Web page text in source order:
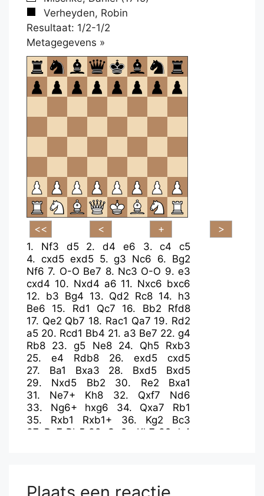
Verheyden, Robin
Resultaat: 1/2-1/2
Metagegevens »
om
te
openen.
1. Nf3 d5 2. d4 e6 3.c4
c5
4. cxd5 exd5 5.g3 Nc6 6. Bg2
Nf6 7. O-O Be7 8. Nc3 O-O 9. e3
cxd4 10. Nxd4 a6 11. Nxc6 bxc6
12. b3 Bg4 13. Qd2 Rc8 14. h3
Be6
15. Rd1 Qc7 16. Bb2
Rfd8
17. Qe2 Qb7 18. Rac1 Qa7 19. Rd2
a5 20. Rcd1 Bb4 21. a3 Be7 22. g4
Rb8 23.g5 Ne8 24. Qh5
Rxb3
25. e4 Rdb8 26. exd5
cxd5
27. Ba1 Bxa3 28. Bxd5
Bxd5
29. Nxd5 Bb2 30. Re2
Bxa1
31. Ne7+ Kh8 32. Qxf7
Nd6
33. Ng6+ hxg6 34. Qxa7
Rb1
35. Rxb1 Rxb1+ 36. Kg2
Bc3
37. Re7 Rb5 38. Qa8+ Kh7 39. h4